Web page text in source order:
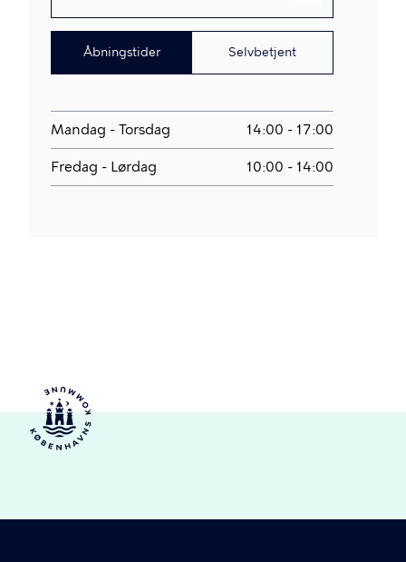
Åbningstider Selvbetjent
Mandag - Torsdag 14:00 - 17:00
Fredag - Lørdag 10:00 - 14:00